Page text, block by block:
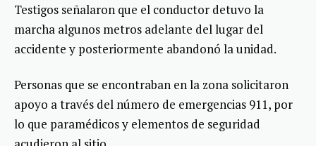
Testigos señalaron que el conductor detuvo la
marcha algunos metros adelante del lugar del
accidente y posteriormente abandonó la unidad.
Personas que se encontraban en la zona solicitaron
apoyo a través del número de emergencias 911, por
lo que paramédicos y elementos de seguridad